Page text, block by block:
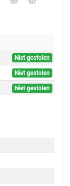
Niet gestolen
Niet gestolen
Niet gestolen